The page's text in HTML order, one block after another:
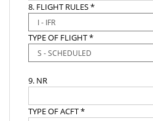
8. FLIGHT RULES *
TYPE OF FLIGHT *
9. NR
TYPE OF ACFT *